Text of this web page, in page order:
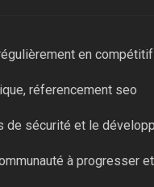
en
réferencement seo
de sécurité et le
à progresser